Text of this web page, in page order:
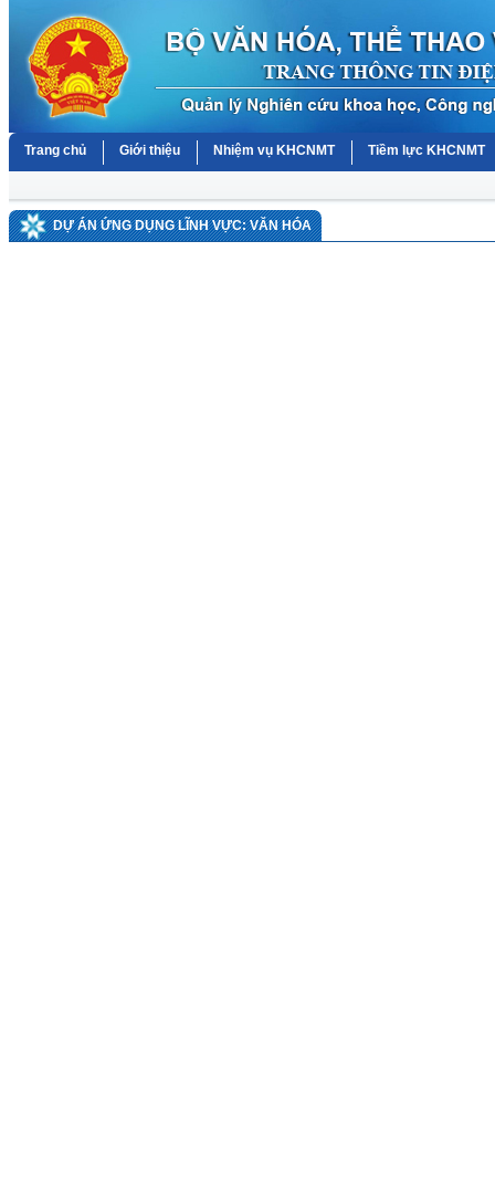
Trang chủ Giới thiệu Nhiệm vụ KHCNMT Tiềm lực KHCNMT
DỰ ÁN ỨNG DỤNG LĨNH VỰC: VĂN HÓA